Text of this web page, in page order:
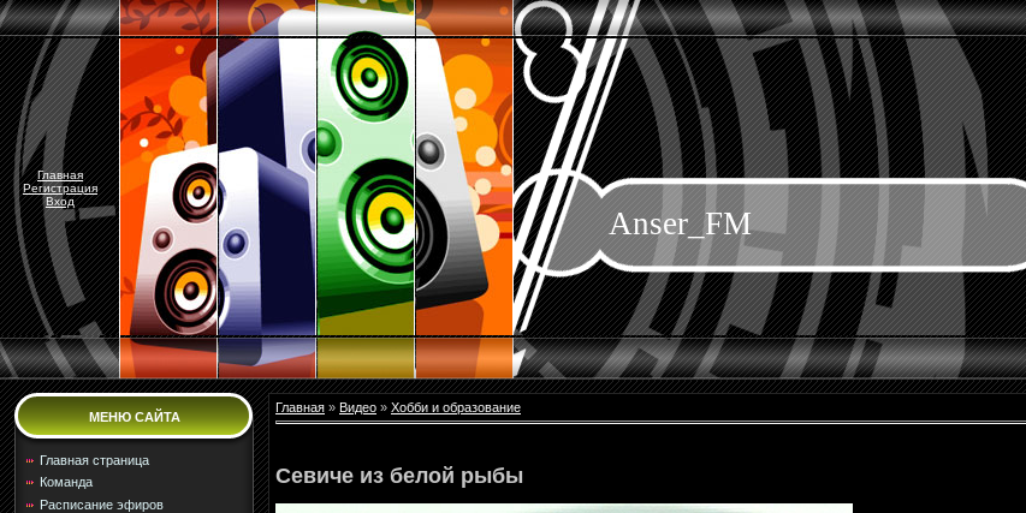
Главная
Регистрация
Вход
Anser_FM
МЕНЮ САЙТА
Главная страница
Команда
Расписание эфиров
Главная » Видео » Хобби и образование
Севиче из белой рыбы